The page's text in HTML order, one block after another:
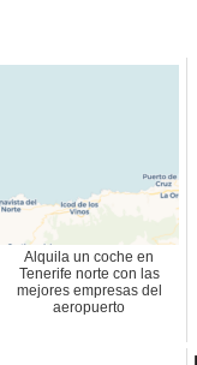
Alquila un coche en
Tenerife norte con las
mejores empresas del
aeropuerto